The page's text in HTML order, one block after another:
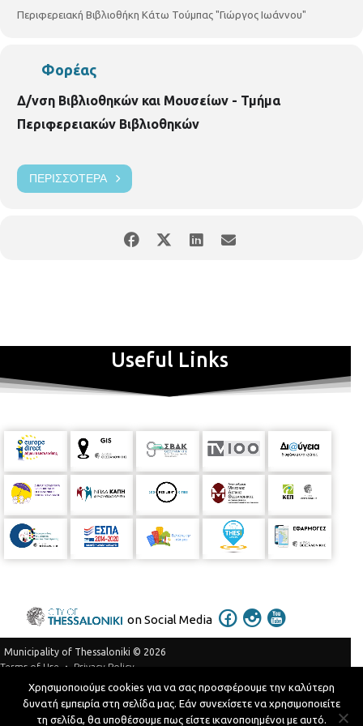
τηλ:2310919039https://www.facebook.com/Δημοτική-
Περιφερειακή Βιβλιοθήκη Κάτω Τούμπας "Γιώργος Ιωάννου"
Φορέας
Δ/νση Βιβλιοθηκών και Μουσείων - Τμήμα
Περιφερειακών Βιβλιοθηκών
ΠΕΡΙΣΣΌΤΕΡΑ
Useful Links
on Social Media
Municipality of Thessaloniki © 2026
Terms of Use
Privacy Policy
Telephone Catalog
Developed byMyCompany Projects
Χρησιμοποιούμε cookies για να σας προσφέρουμε την καλύτερη
δυνατή εμπειρία στη σελίδα μας. Εάν συνεχίσετε να χρησιμοποιείτε
τη σελίδα, θα υποθέσουμε πως είστε ικανοποιημένοι με αυτό.